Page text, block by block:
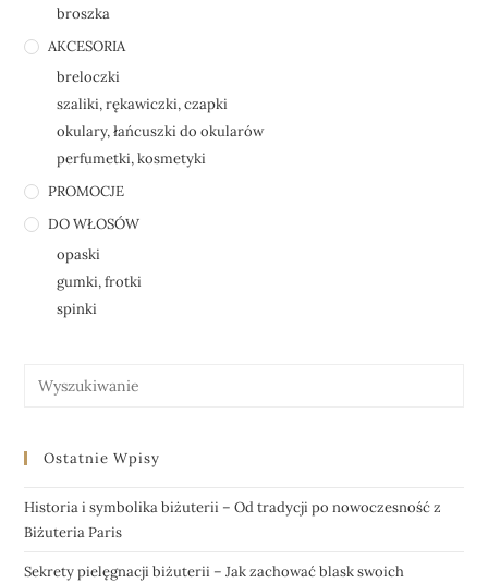
broszka
AKCESORIA
breloczki
szaliki, rękawiczki, czapki
okulary, łańcuszki do okularów
perfumetki, kosmetyki
PROMOCJE
DO WŁOSÓW
opaski
gumki, frotki
spinki
Ostatnie Wpisy
Historia i symbolika biżuterii – Od tradycji po nowoczesność z
Biżuteria Paris
Sekrety pielęgnacji biżuterii – Jak zachować blask swoich